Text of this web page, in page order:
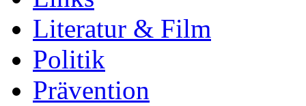
Literatur & Film
Politik
Prävention